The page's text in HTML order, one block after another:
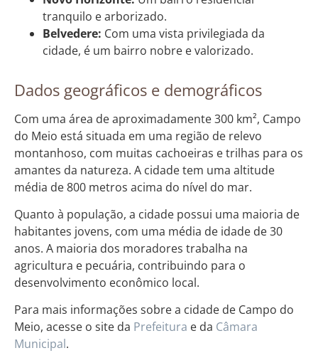
tranquilo e arborizado.
Belvedere: Com uma vista privilegiada da
cidade, é um bairro nobre e valorizado.
Dados geográficos e demográficos
Com uma área de aproximadamente 300 km², Campo
do Meio está situada em uma região de relevo
montanhoso, com muitas cachoeiras e trilhas para os
amantes da natureza. A cidade tem uma altitude
média de 800 metros acima do nível do mar.
Quanto à população, a cidade possui uma maioria de
habitantes jovens, com uma média de idade de 30
anos. A maioria dos moradores trabalha na
agricultura e pecuária, contribuindo para o
desenvolvimento econômico local.
Para mais informações sobre a cidade de Campo do
Meio, acesse o site da Prefeitura e da Câmara
Municipal.